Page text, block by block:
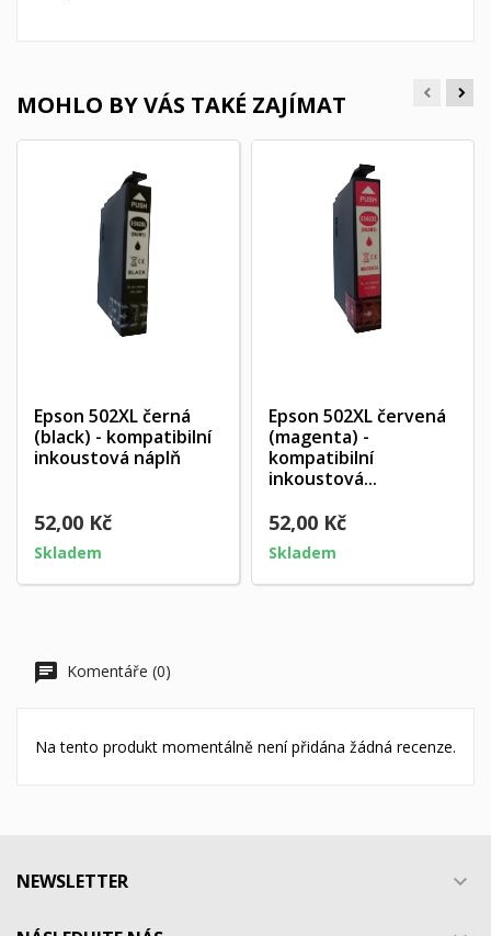
MOHLO BY VÁS TAKÉ ZAJÍMAT
Epson 502XL černá
(black) - kompatibilní
inkoustová náplň
52,00 Kč
Skladem
Epson 502XL červená
(magenta) -
kompatibilní
inkoustová...
52,00 Kč
Skladem
Komentáře (0)
Na tento produkt momentálně není přidána žádná recenze.
NEWSLETTER 